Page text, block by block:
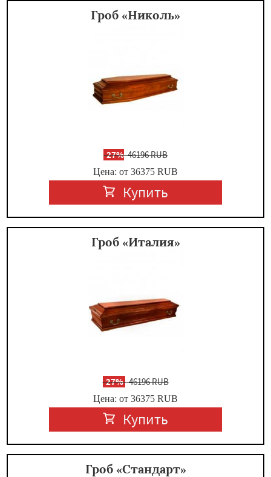
Гроб «Николь»
-27%46196 RUB
Цена: от 36375 RUB
Купить
Гроб «Италия»
-27%46196 RUB
Цена: от 36375 RUB
Купить
Гроб «Стандарт»